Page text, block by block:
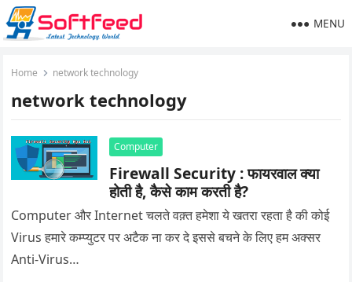
MENU
Home network technology
network technology
Computer
Firewall Security : फायरवाल क्या
होती है, कैसे काम करती है?
Computer और Internet चलते वक़्त हमेशा ये खतरा रहता है की कोई
Virus हमारे कम्प्युटर पर अटैक ना कर दे इससे बचने के लिए हम अक्सर
Anti-Virus…